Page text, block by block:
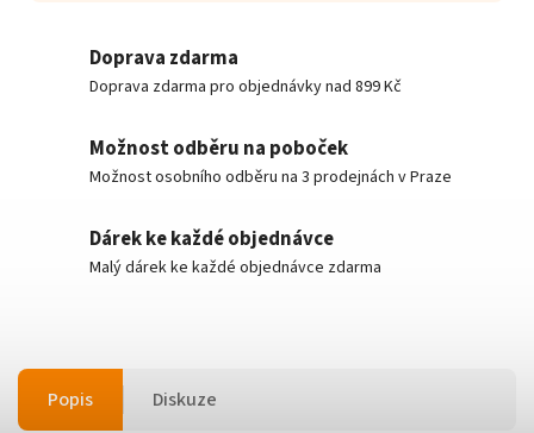
Doprava zdarma
Doprava zdarma pro objednávky nad 899 Kč
Možnost odběru na poboček
Možnost osobního odběru na 3 prodejnách v Praze
Dárek ke každé objednávce
Malý dárek ke každé objednávce zdarma
Popis Diskuze